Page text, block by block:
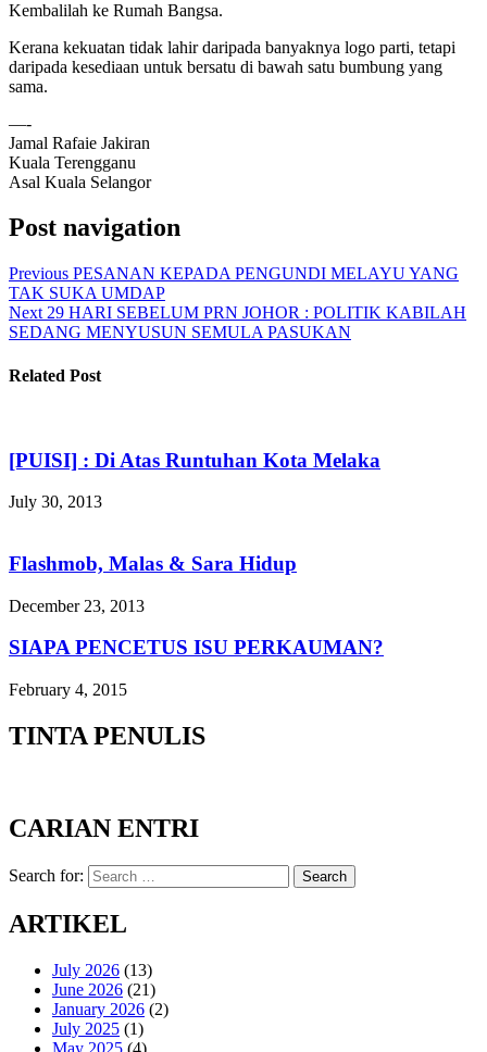
Kembalilah ke Rumah Bangsa.
Kerana kekuatan tidak lahir daripada banyaknya logo parti, tetapi
daripada kesediaan untuk bersatu di bawah satu bumbung yang
sama.
—-
Jamal Rafaie Jakiran
Kuala Terengganu
Asal Kuala Selangor
Post navigation
Previous PESANAN KEPADA PENGUNDI MELAYU YANG
TAK SUKA UMDAP
Next 29 HARI SEBELUM PRN JOHOR : POLITIK KABILAH
SEDANG MENYUSUN SEMULA PASUKAN
Related Post
[PUISI] : Di Atas Runtuhan Kota Melaka
July 30, 2013
Flashmob, Malas & Sara Hidup
December 23, 2013
SIAPA PENCETUS ISU PERKAUMAN?
February 4, 2015
TINTA PENULIS
CARIAN ENTRI
Search for: Search
ARTIKEL
July 2026 (13)
June 2026 (21)
January 2026 (2)
July 2025 (1)
May 2025 (4)